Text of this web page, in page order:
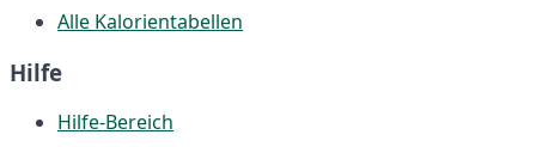
Alle Kalorientabellen
Hilfe
Hilfe-Bereich